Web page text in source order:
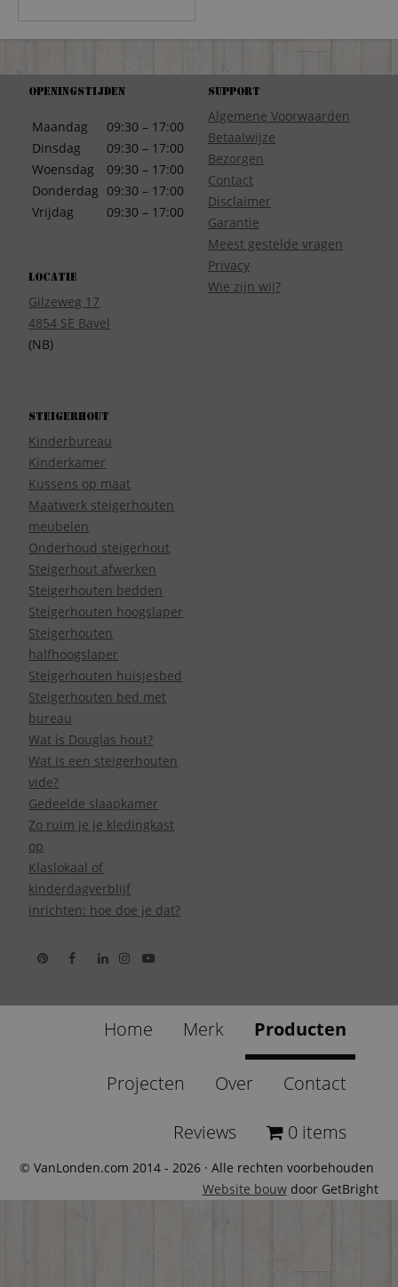
Openingstijden
Maandag
Dinsdag
Woensdag
Donderdag
Vrijdag
09:30 – 17:00
09:30 – 17:00
09:30 – 17:00
09:30 – 17:00
09:30 – 17:00
Locatie
Gilzeweg 17
4854 SE Bavel
(NB)
Support
Algemene Voorwaarden
Betaalwijze
Bezorgen
Contact
Disclaimer
Garantie
Meest gestelde vragen
Privacy
Wie zijn wij?
Steigerhout
Kinderbureau
Kinderkamer
Kussens op maat
Maatwerk steigerhouten
meubelen
Onderhoud steigerhout
Steigerhout afwerken
Steigerhouten bedden
Steigerhouten hoogslaper
Steigerhouten
halfhoogslaper
Steigerhouten huisjesbed
Steigerhouten bed met
bureau
Wat is Douglas hout?
Wat is een steigerhouten
vide?
Gedeelde slaapkamer
Zo ruim je je kledingkast
op
Klaslokaal of
kinderdagverblijf
inrichten: hoe doe je dat?
Home Merk Producten
Projecten Over Contact
Reviews 0 items
© VanLonden.com 2014 - 2026 · Alle rechten voorbehouden
Website bouwdoor GetBright